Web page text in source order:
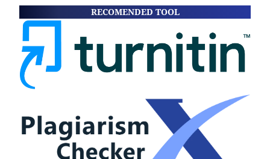
RECOMENDED TOOL